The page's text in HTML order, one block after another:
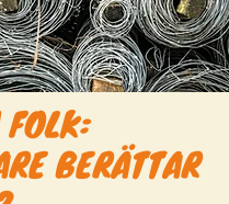
BERÄTTAR